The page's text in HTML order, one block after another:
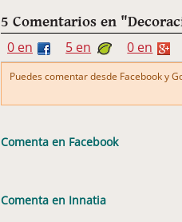
5 Comentarios en
0 en
5 en 0 en
Puedes comentar desde Facebook y
Comenta en Facebook
Comenta en Innatia